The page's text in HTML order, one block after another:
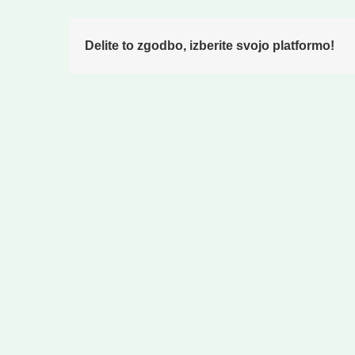
Delite to zgodbo, izberite svojo platformo!